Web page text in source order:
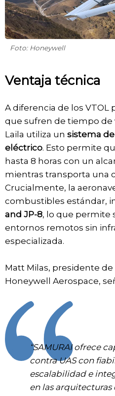
Foto: Honeywell
Ventaja técnica
A diferencia de los
que sufren de tiempo de
Laila utiliza un sistema
eléctrico. Esto permite
hasta 8 horas con un
mientras transporta una
Crucialmente, la
combustibles estándar,
and JP-8, lo que permite
entornos remotos sin
especializada.
Matt Milas, presidente
Honeywell Aerospace,
“SAMURAI ofrece
contra UAS con
escalabilidad e
en las arquitecturas